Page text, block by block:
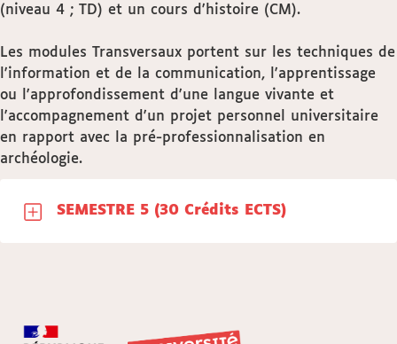
(niveau 4 ; TD) et un cours d'histoire (CM).
Les modules Transversaux portent sur les techniques de
l'information et de la communication, l'apprentissage
ou l'approfondissement d'une langue vivante et
l'accompagnement d'un projet personnel universitaire
en rapport avec la pré-professionnalisation en
archéologie.
SEMESTRE 5 (30 Crédits ECTS)